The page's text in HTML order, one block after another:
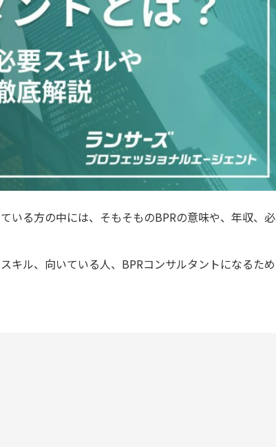
いる方の中には、そもそものBPRの意味や、年収、必
キル、向いている人、BPRコンサルタントになるため